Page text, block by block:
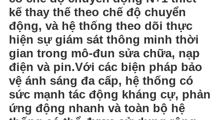
kế thay thế theo chế độ chuyển
động, và hệ thống theo dõi thực
hiện sự giám sát thông minh thời
gian trong mô-đun sửa chữa, nạp
điện và pin.Với các biện pháp bảo
vệ ánh sáng đa cấp, hệ thống có
sức mạnh tác động kháng cự, phản
ứng động nhanh và toàn bộ hệ